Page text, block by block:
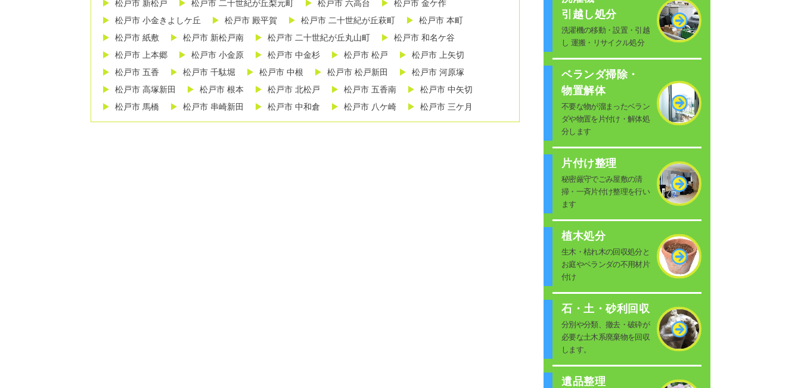
松戸市 新松戸
松戸市 二十世紀が丘梨元町 松戸市 六高台
松戸市 金ケ作
松戸市 小金きよしケ丘
松戸市 殿平賀 松戸市 二十世紀が丘萩町
松戸市 本町
松戸市 紙敷
松戸市 新松戸南 松戸市 二十世紀が丘丸山町
松戸市 和名ケ谷
松戸市 上本郷
松戸市 小金原 松戸市 中金杉 松戸市 松戸
松戸市 上矢切
松戸市 五香
松戸市 千駄堀 松戸市 中根 松戸市 松戸新田
松戸市 河原塚
松戸市 高塚新田
松戸市 根本 松戸市 北松戸 松戸市 五香南
松戸市 中矢切
松戸市 馬橋
松戸市 串崎新田 松戸市 中和倉 松戸市 八ケ崎 松戸市 三ケ月
引越し処分
洗濯機の移動・設置・引越
し 運搬・リサイクル処分
ベランダ掃除・
物置解体
不要な物が溜まったベラン
ダや物置を片付け・解体処
分します
片付け整理
秘密厳守でごみ屋敷の清
掃・一斉片付け整理を行い
ます
植木処分
生木・枯れ木の回収処分と
お庭やベランダの不用材片
付け
石・土・砂利回収
分別や分類、撤去・破砕が
必要な土木系廃棄物を回収
します。
遺品整理